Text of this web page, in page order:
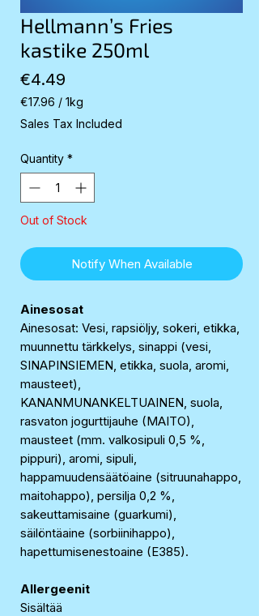
Hellmann’s Fries
kastike 250ml
€4.49
€17.96 / 1kg
€17.96
per
Kilogram
Sales Tax Included
Quantity *
Out of Stock
Notify When Available
Ainesosat
Ainesosat: Vesi, rapsiöljy, sokeri, etikka,
muunnettu tärkkelys, sinappi (vesi,
SINAPINSIEMEN, etikka, suola, aromi,
mausteet),
KANANMUNANKELTUAINEN, suola,
rasvaton jogurttijauhe (MAITO),
mausteet (mm. valkosipuli 0,5 %,
pippuri), aromi, sipuli,
happamuudensäätöaine (sitruunahappo,
maitohappo), persilja 0,2 %,
sakeuttamisaine (guarkumi),
säilöntäaine (sorbiinihappo),
hapettumisenestoaine (E385).
Allergeenit
Sisältää